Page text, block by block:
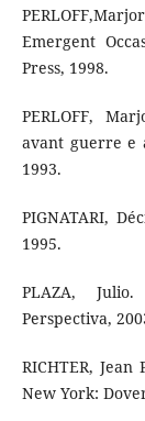
Emergent
Press, 1998.
PERLOFF,
avant guerre e
1993.
PIGNATARI,
1995.
PLAZA,
Perspectiva,
RICHTER,
New York: